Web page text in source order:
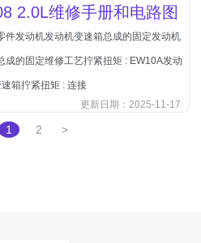
2.0L维修手册和电路图
件发动机发动机变速箱总成的固定发动机
的固定维修工艺拧紧扭矩 : EW10A发动
箱拧紧扭矩 : 连接
更新日期：2025-11-17
1 2 >